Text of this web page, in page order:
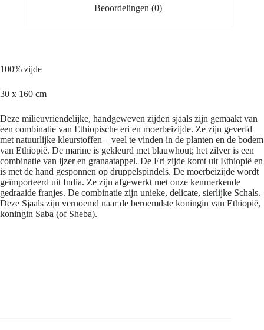
Beoordelingen (0)
100% zijde
30 x 160 cm
Deze milieuvriendelijke, handgeweven zijden sjaals zijn gemaakt van
een combinatie van Ethiopische eri en moerbeizijde. Ze zijn geverfd
met natuurlijke kleurstoffen – veel te vinden in de planten en de bodem
van Ethiopië. De marine is gekleurd met blauwhout; het zilver is een
combinatie van ijzer en granaatappel. De Eri zijde komt uit Ethiopië en
is met de hand gesponnen op druppelspindels. De moerbeizijde wordt
geïmporteerd uit India. Ze zijn afgewerkt met onze kenmerkende
gedraaide franjes. De combinatie zijn unieke, delicate, sierlijke Schals.
Deze Sjaals zijn vernoemd naar de beroemdste koningin van Ethiopië,
koningin Saba (of Sheba).